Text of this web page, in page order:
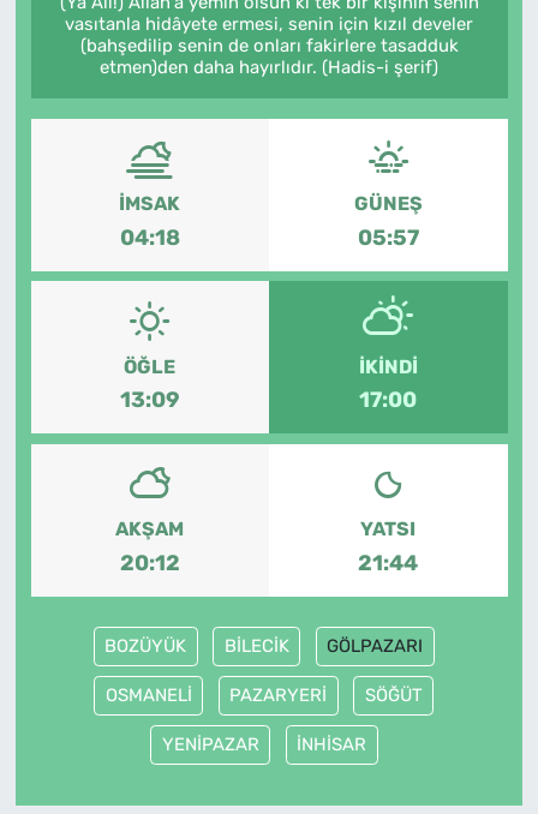
vasıtanla hidâyete ermesi, senin için kızıl develer
(bahşedilip senin de onları fakirlere tasadduk
etmen)den daha hayırlıdır. (Hadis-i şerif)
İMSAK
04:18
GÜNEŞ
05:57
ÖĞLE
13:09
İKINDI
17:00
AKŞAM
20:12
YATSI
21:44
BOZÜYÜK BİLECİK GÖLPAZARI
OSMANELİ PAZARYERİ SÖĞÜT
YENİPAZAR İNHİSAR
MAGAZİN